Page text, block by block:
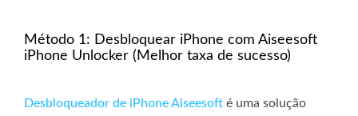
Método 1: Desbloquear iPhone com Aiseesoft
iPhone Unlocker (Melhor taxa de sucesso)
Desbloqueador de iPhone Aiseesoft é uma solução